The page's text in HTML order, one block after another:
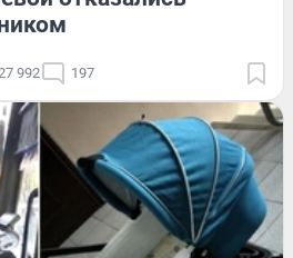
992 197